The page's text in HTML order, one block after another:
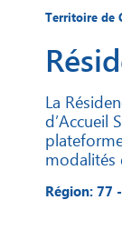
Territoire de
La
d’Accueil
modalités
Région: 77